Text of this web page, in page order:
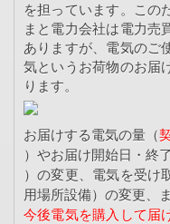
を担っています。この
まと電力会社は電力売
ありますが、電気のご
気というお荷物のお届
ります。
お届けする電気の量（
）やお届け開始日・終
）の変更、電気を受け
用場所設備）の変更、ま
今後電気を購入して届